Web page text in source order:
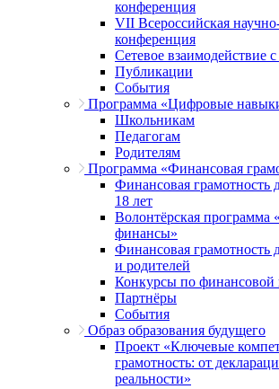
конференция
VII Всероссийская
конференция
Сетевое взаимодействие
Публикации
События
Программа «Цифровые
Школьникам
Педагогам
Родителям
Программа «Финансовая
Финансовая грамотность
18 лет
Волонтёрская программа
финансы»
Финансовая грамотность
и родителей
Конкурсы по финансовой
Партнёры
События
Образ образования будущего
Проект «Ключевые
грамотность: от
реальности»